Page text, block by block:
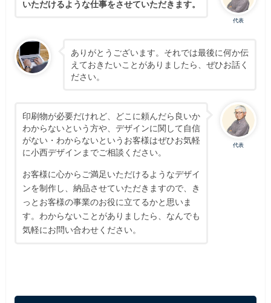
代表
いただけるような仕事をさせていただきます。
ありがとうございます。それでは最後に何か伝
えておきたいことがありましたら、ぜひお話く
ださい。
代表
印刷物が必要だけれど、どこに頼んだら良いか
わからないという方や、デザインに関して自信
がない・わからないというお客様はぜひお気軽
に小西デザインまでご相談ください。
お客様に心からご満足いただけるようなデザイ
ンを制作し、納品させていただきますので、き
っとお客様の事業のお役に立てるかと思いま
す。わからないことがありましたら、なんでも
気軽にお問い合わせください。